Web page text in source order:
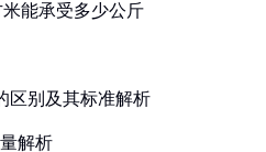
能承受多少公斤
区别及其标准解析
解析